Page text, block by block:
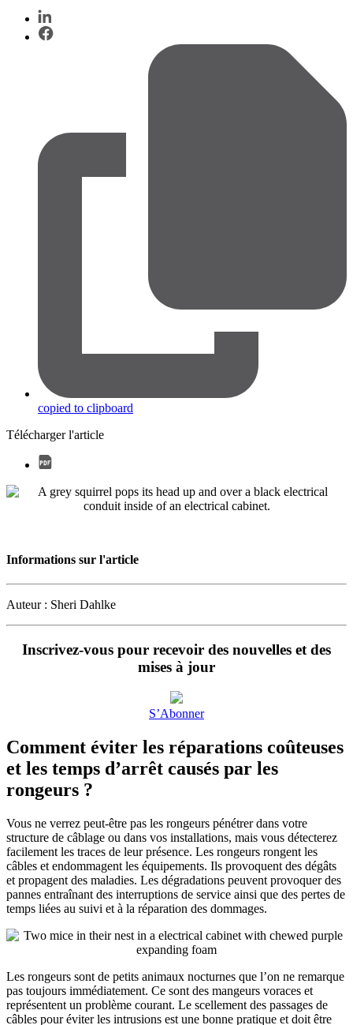
copied to clipboard
Télécharger l'article
Informations sur l'article
Auteur : Sheri Dahlke
Inscrivez-vous pour recevoir des nouvelles et des
mises à jour
S’Abonner
Comment éviter les réparations coûteuses
et les temps d’arrêt causés par les
rongeurs ?
Vous ne verrez peut-être pas les rongeurs pénétrer dans votre
structure de câblage ou dans vos installations, mais vous détecterez
facilement les traces de leur présence. Les rongeurs rongent les
câbles et endommagent les équipements. Ils provoquent des dégâts
et propagent des maladies. Les dégradations peuvent provoquer des
pannes entraînant des interruptions de service ainsi que des pertes de
temps liées au suivi et à la réparation des dommages.
Les rongeurs sont de petits animaux nocturnes que l’on ne remarque
pas toujours immédiatement. Ce sont des mangeurs voraces et
représentent un problème courant. Le scellement des passages de
câbles pour éviter les intrusions est une bonne pratique et doit être